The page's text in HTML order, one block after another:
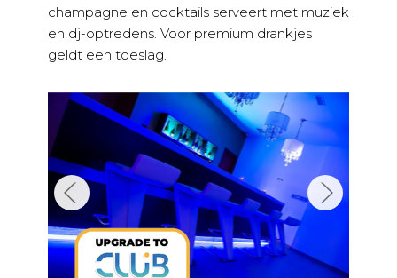
champagne en cocktails serveert met muziek
en dj-optredens. Voor premium drankjes
geldt een toeslag.